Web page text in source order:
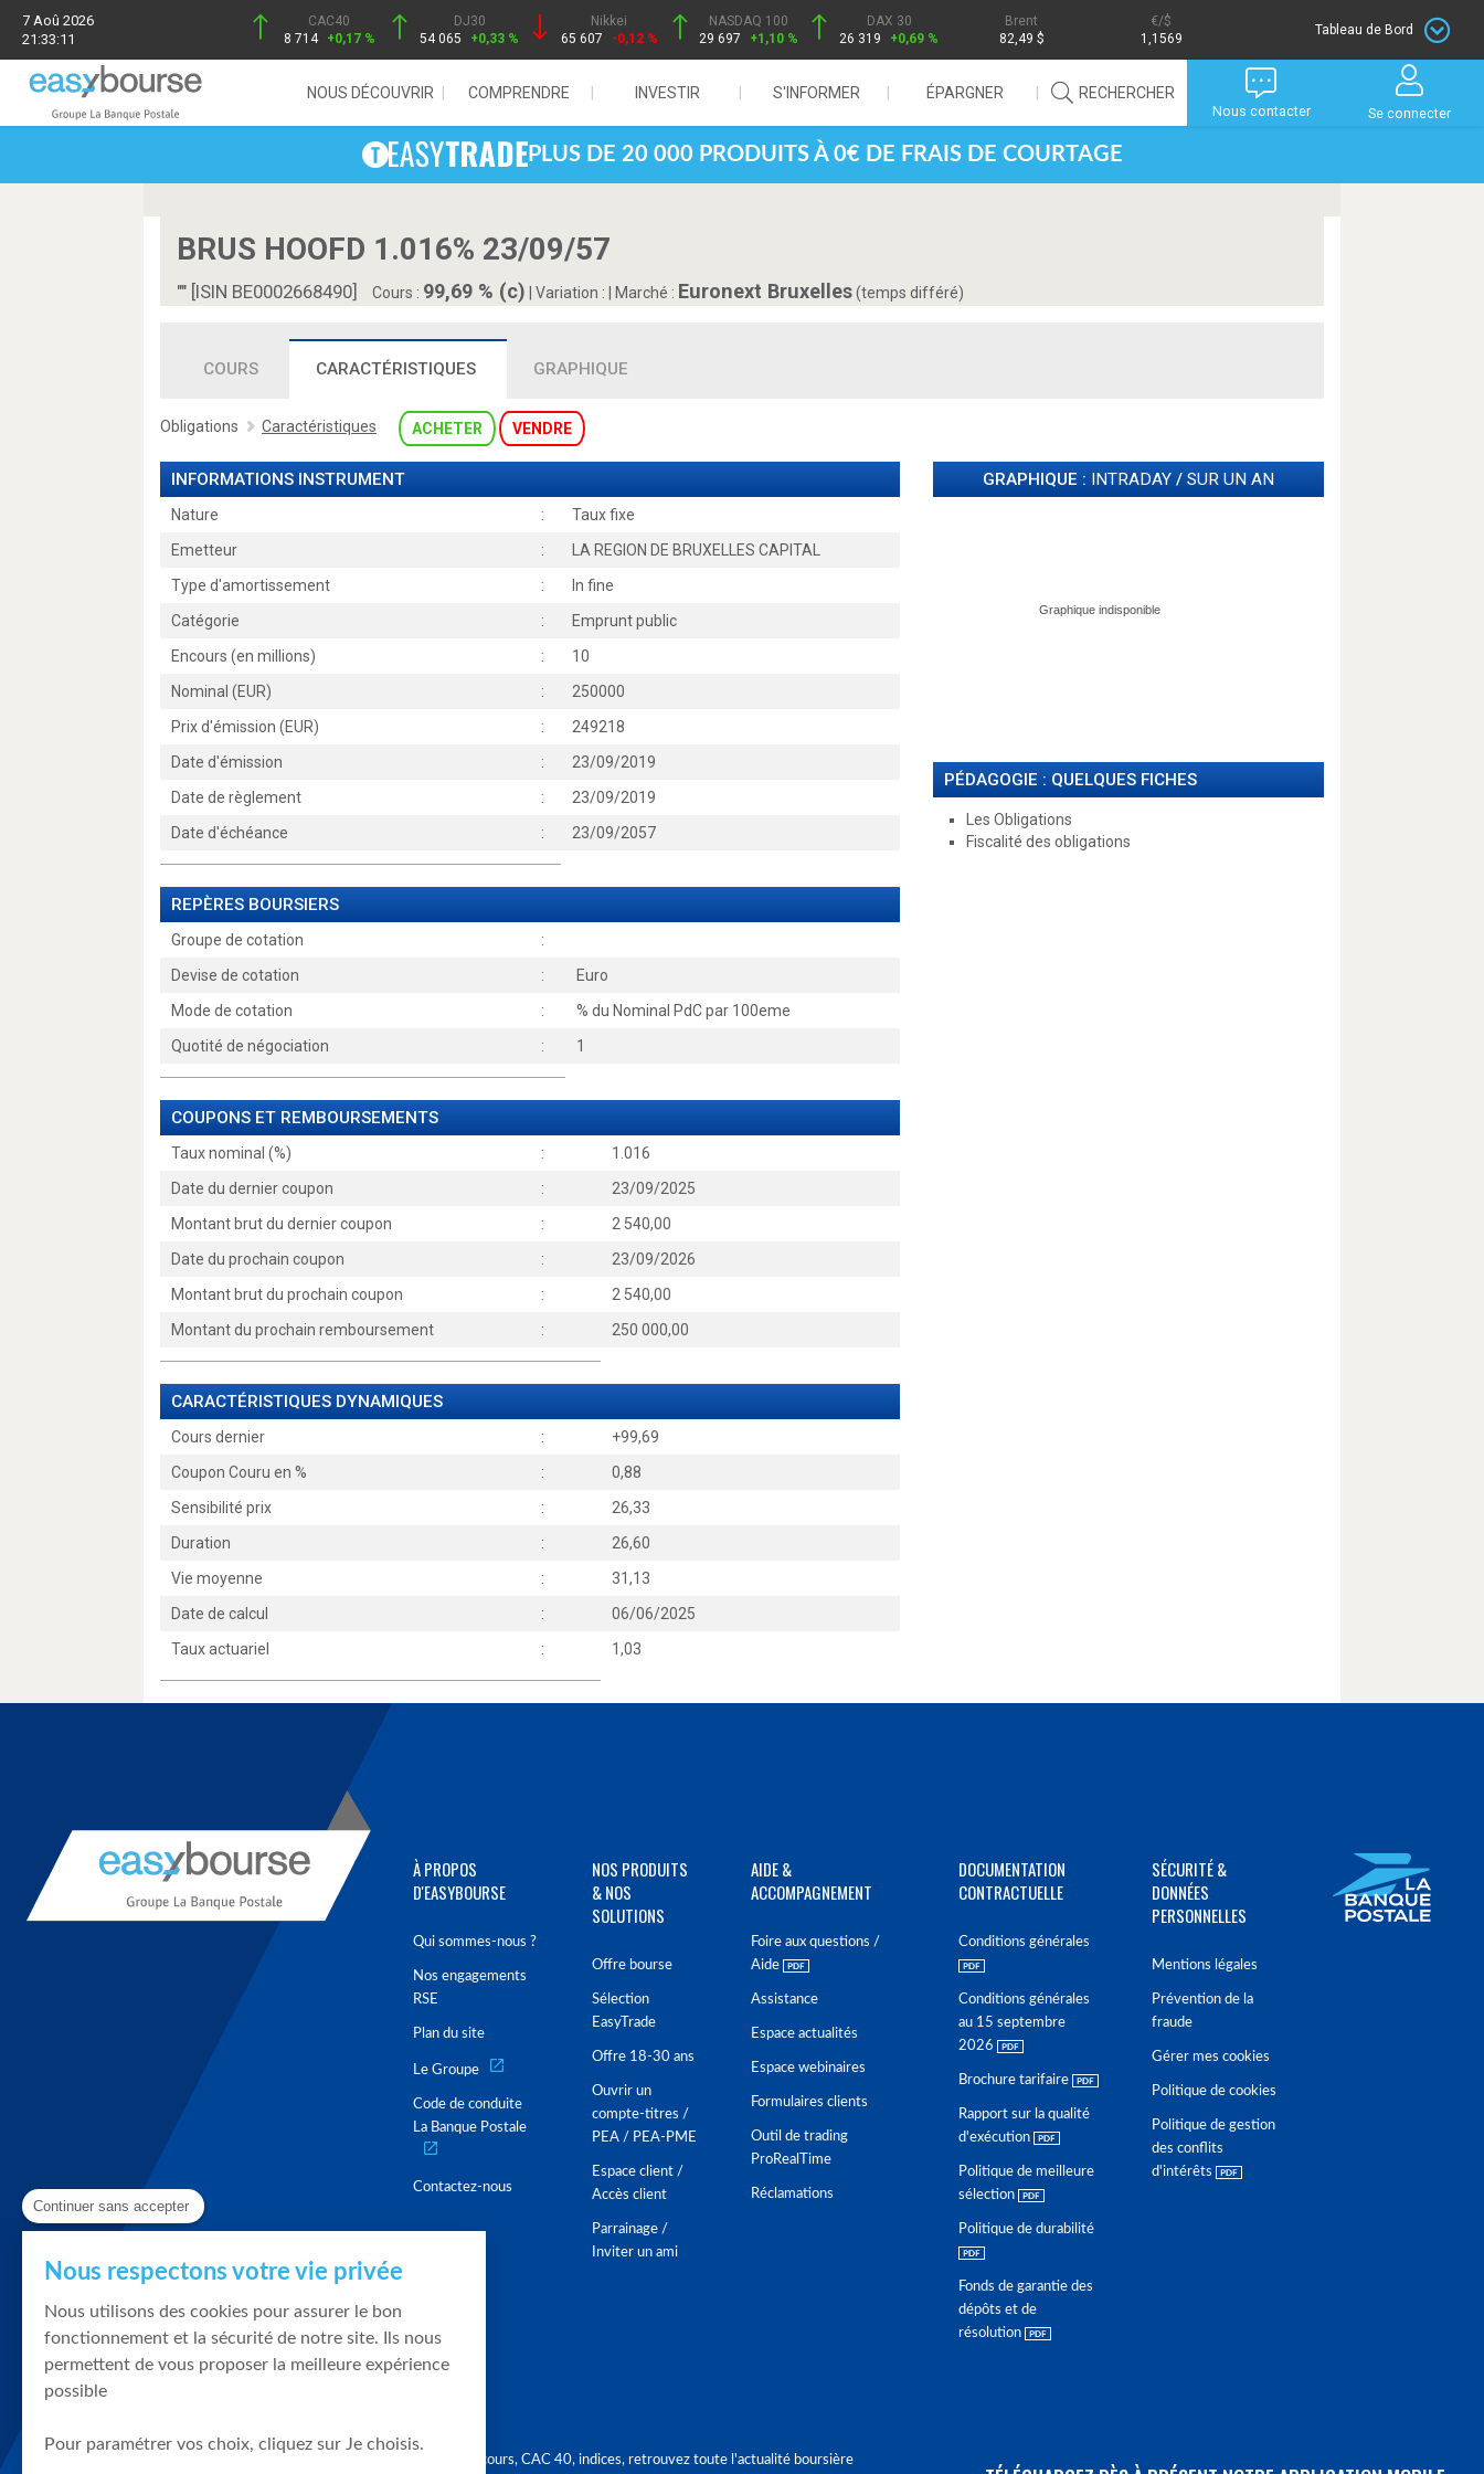
7 Aoû 2026
21:33:11
CAC40
8 714 +0,17 %
DJ30
54 065
+0,33 %
Nikkei
65 607
-0,12 %
NASDAQ 100
29 697
+1,10 %
DAX 30
26 319
+0,69 %
Brent
82,49 $
/$
1,1569
Tableau de Bord
NOUS DÉCOUVRIR COMPRENDRE INVESTIR S'INFORMER ÉPARGNER RECHERCHER
Nous contacter Se connecter
PLUS DE 20 000 PRODUITS À 0€ DE FRAIS DE COURTAGE
BRUS HOOFD 1.016% 23/09/57
"" [ISIN BE0002668490] Cours : 99,69 % (c) Variation : Marché : Euronext Bruxelles(temps différé)
COURS CARACTÉRISTIQUES GRAPHIQUE
Obligations Caractéristiques ACHETER VENDRE
INFORMATIONS INSTRUMENT
Nature :
Taux fixe
Emetteur
:
LA REGION DE BRUXELLES CAPITAL
Type d'amortissement
:
In fine
Catégorie
:
Emprunt public
Encours (en millions)
:
10
Nominal (EUR)
:
250000
Prix d'émission (EUR)
:
249218
Date d'émission
:
23/09/2019
Date de règlement
:
23/09/2019
Date d'échéance
: 23/09/2057
REPÈRES BOURSIERS
Groupe de cotation
:
Devise de cotation
:
Euro
Mode de cotation
:
% du Nominal PdC par 100eme
Quotité de négociation
: 1
COUPONS ET REMBOURSEMENTS
Taux nominal (%) :
1.016
Date du dernier coupon
:
23/09/2025
Montant brut du dernier coupon
:
2 540,00
Date du prochain coupon
:
23/09/2026
Montant brut du prochain coupon
:
2 540,00
Montant du prochain remboursement
: 250 000,00
CARACTÉRISTIQUES DYNAMIQUES
Cours dernier :
+99,69
Coupon Couru en %
:
0,88
Sensibilité prix
:
26,33
Duration
:
26,60
Vie moyenne
:
31,13
Date de calcul
:
06/06/2025
Taux actuariel
: 1,03
GRAPHIQUE : INTRADAY /SUR UN AN
PÉDAGOGIE : QUELQUES FICHES
Les Obligations
Fiscalité des obligations
À PROPOS
D'EASYBOURSE
Qui sommes-nous ?
Nos engagements
RSE
Plan du site
Le Groupe
Code de conduite
La Banque Postale
Contactez-nous
NOS PRODUITS
& NOS
SOLUTIONS
Offre bourse
Sélection
EasyTrade
Offre 18-30 ans
Ouvrir un
compte-titres /
PEA / PEA-PME
Espace client /
Accès client
Parrainage /
Inviter un ami
AIDE &
ACCOMPAGNEMENT
Foire aux questions /
Aide
Assistance
Espace actualités
Espace webinaires
Formulaires clients
Outil de trading
ProRealTime
Réclamations
DOCUMENTATION
CONTRACTUELLE
Conditions générales
Conditions générales
au 15 septembre
2026
Brochure tarifaire
Rapport sur la qualité
d'exécution
Politique de meilleure
sélection
Politique de durabilité
Fonds de garantie des
dépôts et de
résolution
SÉCURITÉ &
DONNÉES
PERSONNELLES
Mentions légales
Prévention de la
fraude
Gérer mes cookies
Politique de cookies
Politique de gestion
des conflits
d'intérêts
Graphique, cours, CAC 40, indices, retrouvez toute l'actualité boursière
Continuer sans accepter
Nous respectons votre vie privée
Nous utilisons des cookies pour assurer le bon
fonctionnement et la sécurité de notre site. Ils nous
permettent de vous proposer la meilleure expérience
possible
Pour paramétrer vos choix, cliquez sur Je choisis.